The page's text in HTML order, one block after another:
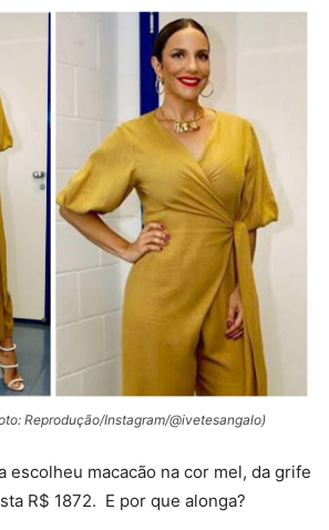
Reprodução/Instagram/@ivetesangalo)
escolheu macacão na cor mel, da grife
R$ 1872. E por que alonga?